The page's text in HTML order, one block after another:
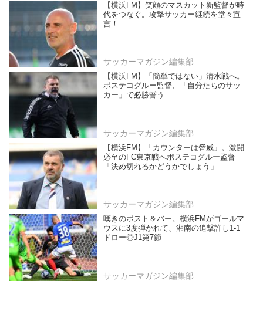
【横浜FM】笑顔のマスカット新監督が時
代をつなぐ。攻撃サッカー継続を堂々宣
言！
サッカーマガジン編集部
【横浜FM】「簡単ではない」清水戦へ。
ポステコグルー監督、「自分たちのサッ
カー」で必勝誓う
サッカーマガジン編集部
【横浜FM】「カウンターは脅威」。激闘
必至のFC東京戦へポステコグルー監督
「決め切れるかどうかでしょう」
サッカーマガジン編集部
嘆きのポスト＆バー。横浜FMがゴールマ
ウスに3度弾かれて、湘南の追撃許し1-1
ドロー◎J1第7節
サッカーマガジン編集部